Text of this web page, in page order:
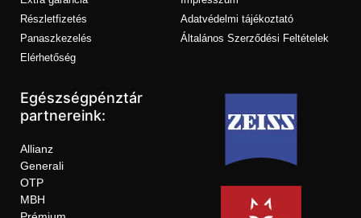
Részletfizetés
Panaszkezelés
Elérhetőség
Adatvédelmi tájékoztató
Általános Szerződési Feltételek
Egészségpénztár
partnereink:
Allianz
Generali
OTP
MBH